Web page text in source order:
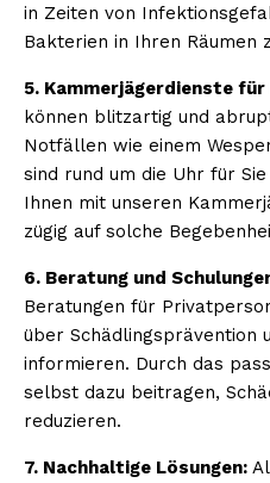
in Zeiten von
Bakterien in Ihren Räumen
5. Kammerjägerdienste
können blitzartig und
Notfällen wie einem
sind rund um die Uhr für
Ihnen mit unseren
zügig auf solche
6. Beratung und
Beratungen für
über Schädlingsprävention
informieren. Durch das
selbst dazu beitragen,
reduzieren.
7. Nachhaltige Lösungen: